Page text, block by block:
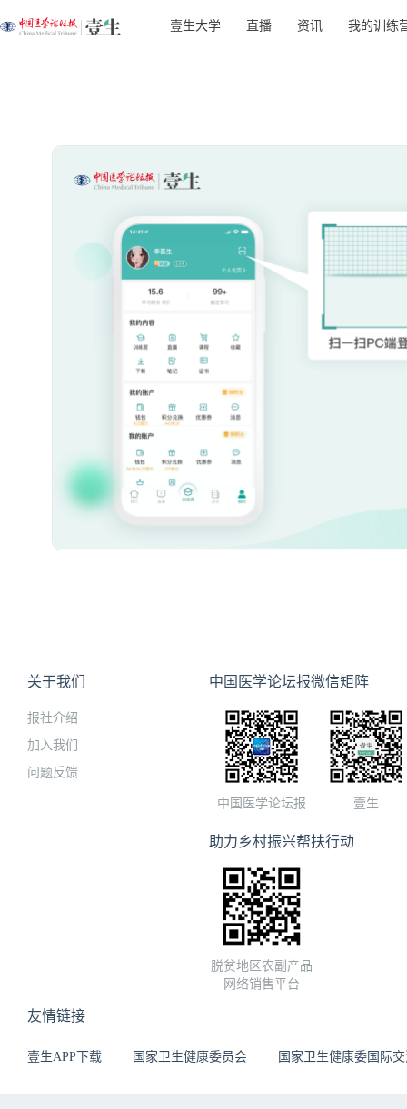
壹生大学 直播 资讯 我的训练
关于我们
报社介绍
加入我们
问题反馈
中国医学论坛报微信矩阵
中国医学论坛报 壹生
助力乡村振兴帮扶行动
脱贫地区农副产品
网络销售平台
友情链接
壹生APP下载 国家卫生健康委员会 国家卫生健康委国际